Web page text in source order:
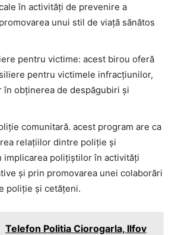
în activități de prevenire a
unui stil de viață sănătos
pentru victime: acest birou oferă
pentru victimele infracțiunilor,
în obținerea de despăgubiri și
comunitară. acest program are ca
relațiilor dintre poliție și
implicarea polițiștilor în activități
și prin promovarea unei colaborări
poliție și cetățeni.
Telefon Politia Ciorogarla, Ilfov